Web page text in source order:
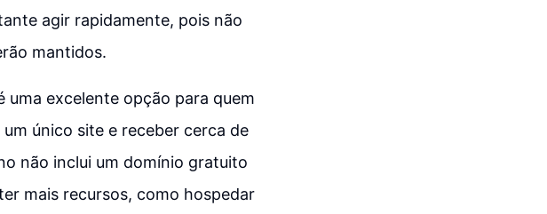
agir rapidamente, pois não
mantidos.
excelente opção para quem
único site e receber cerca de
não inclui um domínio gratuito
mais recursos, como hospedar